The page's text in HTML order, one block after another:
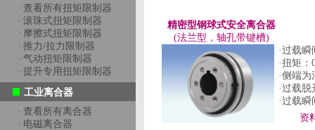
· 查看所有扭矩限制器
· 滚珠式扭矩限制器
· 摩擦式扭矩限制器
· 推力/拉力限制器
· 气动扭矩限制器
· 提升专用扭矩限制器
工业离合器
· 查看所有离合器
· 电磁离合器
精密型钢球式安全离合器
(法兰型，轴孔带键槽)
·过载
·扭矩：
·侧端
·过载
·过载
资